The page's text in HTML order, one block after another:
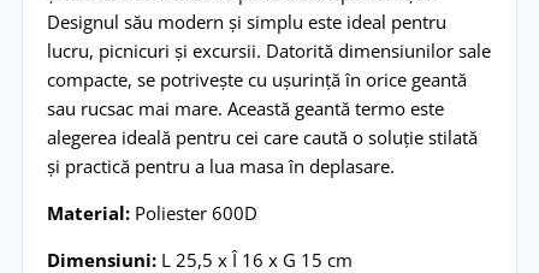
Designul său modern și simplu este ideal pentru
lucru, picnicuri și excursii. Datorită dimensiunilor sale
compacte, se potrivește cu ușurință în orice geantă
sau rucsac mai mare. Această geantă termo este
alegerea ideală pentru cei care caută o soluție stilată
și practică pentru a lua masa în deplasare.
Material:Poliester 600D
Dimensiuni:L 25,5 x Î 16 x G 15 cm